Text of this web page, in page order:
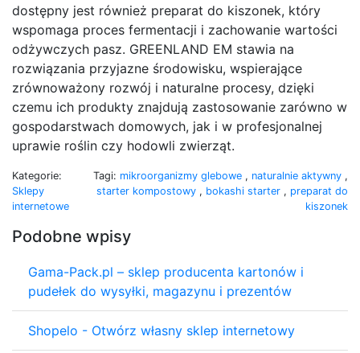
dostępny jest również preparat do kiszonek, który
wspomaga proces fermentacji i zachowanie wartości
odżywczych pasz. GREENLAND EM stawia na
rozwiązania przyjazne środowisku, wspierające
zrównoważony rozwój i naturalne procesy, dzięki
czemu ich produkty znajdują zastosowanie zarówno w
gospodarstwach domowych, jak i w profesjonalnej
uprawie roślin czy hodowli zwierząt.
Kategorie:
Sklepy
internetowe
Tagi: mikroorganizmy glebowe , naturalnie aktywny ,
starter kompostowy , bokashi starter , preparat do
kiszonek
Podobne wpisy
Gama-Pack.pl – sklep producenta kartonów i
pudełek do wysyłki, magazynu i prezentów
Shopelo - Otwórz własny sklep internetowy